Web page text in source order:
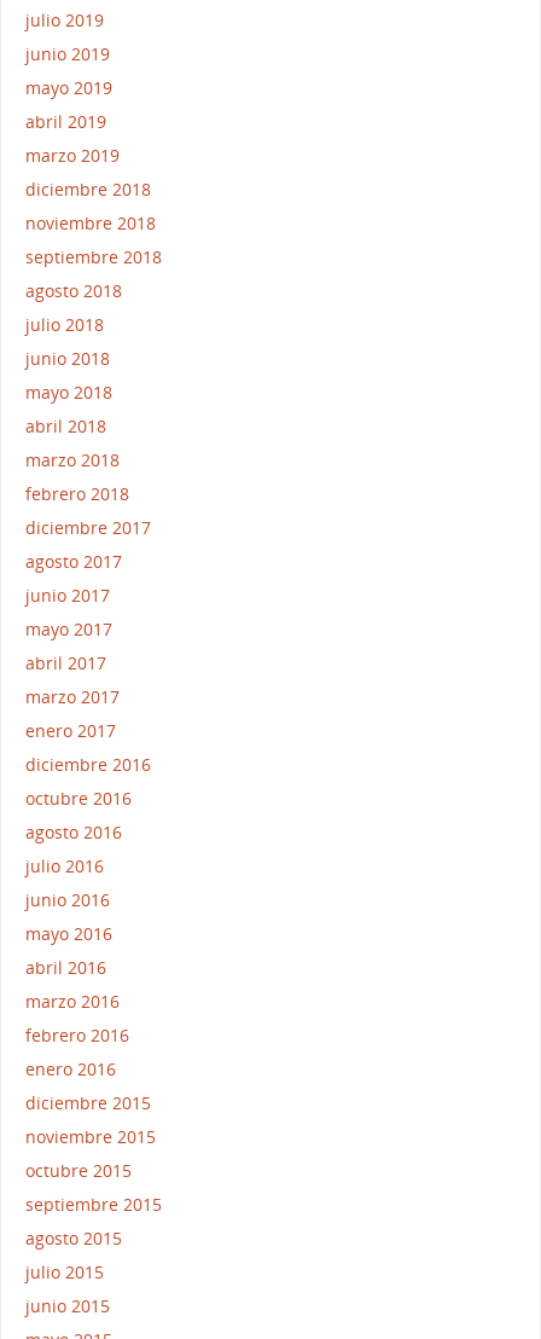
julio 2019
junio 2019
mayo 2019
abril 2019
marzo 2019
diciembre 2018
noviembre 2018
septiembre 2018
agosto 2018
julio 2018
junio 2018
mayo 2018
abril 2018
marzo 2018
febrero 2018
diciembre 2017
agosto 2017
junio 2017
mayo 2017
abril 2017
marzo 2017
enero 2017
diciembre 2016
octubre 2016
agosto 2016
julio 2016
junio 2016
mayo 2016
abril 2016
marzo 2016
febrero 2016
enero 2016
diciembre 2015
noviembre 2015
octubre 2015
septiembre 2015
agosto 2015
julio 2015
junio 2015